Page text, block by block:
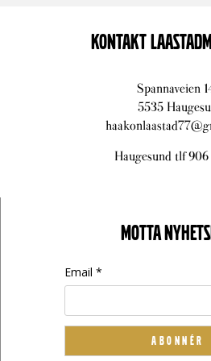
KONTAKT
Spannaveien
5535
Haugesund tlf
MOTTA
Email *